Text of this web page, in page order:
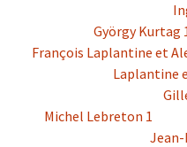
György Kurtag
François Laplantine et
Laplantine
Michel Lebreton 1
Jean-